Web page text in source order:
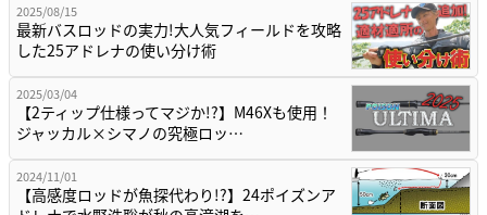
2025/08/15
最新バスロッドの実力!大人気フィールドを攻略
した25アドレナの使い分け術
2025/03/04
【2ティップ仕様ってマジか!?】M46Xも使用！
ジャッカル×シマノの究極ロッ…
2024/11/01
【高感度ロッドが魚探代わり!?】24ポイズンア